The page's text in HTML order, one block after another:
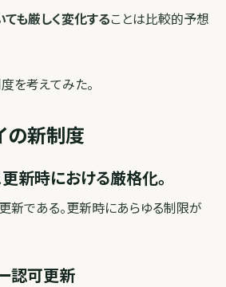
も厳しく変化することは比較的予想
を考えてみた。
の新制度
新時における厳格化。
新である。更新時にあらゆる制限が
認可更新